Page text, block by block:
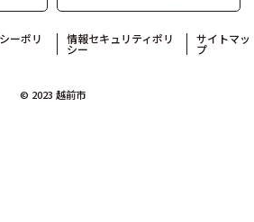
ーポリ 情報セキュリティポリ
シー
サイトマッ
プ
© 2023 越前市